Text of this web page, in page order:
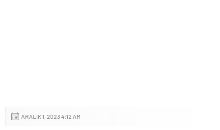
ARALIK 1, 2023 4:12 AM